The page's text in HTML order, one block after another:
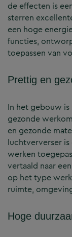
de effecten is
sterren
een hoge
functies,
toepassen van
Prettig en
In het gebouw
gezonde
en gezonde
luchtververser
werken
vertaald naar
op het type
ruimte,
Hoge